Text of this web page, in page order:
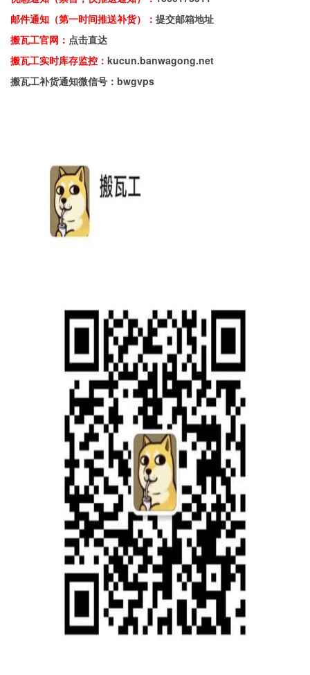
邮件通知（第一时间推送补货）： 提交邮箱地址
搬瓦工官网： 点击直达
搬瓦工实时库存监控： kucun.banwagong.net
搬瓦工补货通知微信号：bwgvps